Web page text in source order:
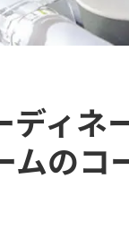
ディネ
ムのコ